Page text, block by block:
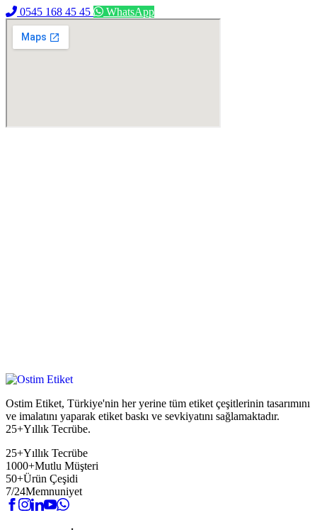
0545 168 45 45 WhatsApp
Ostim Etiket, Türkiye'nin her yerine tüm etiket çeşitlerinin tasarımını
ve imalatını yaparak etiket baskı ve sevkiyatını sağlamaktadır.
25+Yıllık Tecrübe.
25+Yıllık Tecrübe
1000+Mutlu Müşteri
50+Ürün Çeşidi
7/24Memnuniyet